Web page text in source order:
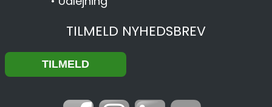
TILMELD NYHEDSBREV